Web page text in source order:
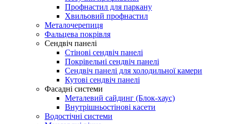
Профнастил для паркану
Хвильовий профнастил
Металочерепиця
Фальцева покрівля
Сендвіч панелі
Стінові сендвіч панелі
Покрівельні сендвіч панелі
Сендвіч панелі для холодильної камери
Кутові сендвіч панелі
Фасадні системи
Металевий сайдинг (Блок-хаус)
Внутрішньостінові касети
Водостічні системи